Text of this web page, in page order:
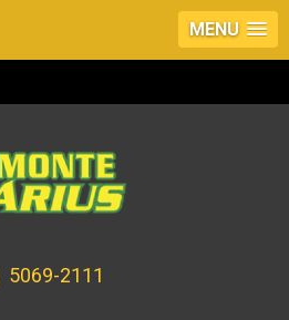
MENU
5069-2111